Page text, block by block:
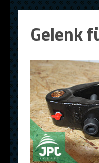
Gelenk